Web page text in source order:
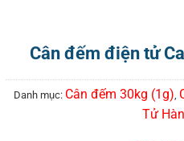
Cân đếm điện tử
Danh mục: Cân đếm 30kg (1g),
Tử